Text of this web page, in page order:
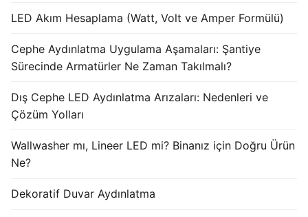
DMX Nedir? Ürün Çeşitleri Nelerdir?
Cephe Animasyon LEDLine Serisi
Cephe Animasyon WallWasher Serisi
KATALOG
HAKKIMIZDA
LED Akım Hesaplama (Watt, Volt ve Amper Formülü)
Cephe Aydınlatma Uygulama Aşamaları: Şantiye
Sürecinde Armatürler Ne Zaman Takılmalı?
Dış Cephe LED Aydınlatma Arızaları: Nedenleri ve
Çözüm Yolları
Wallwasher mı, Lineer LED mi? Binanız için Doğru Ürün
Ne?
Dekoratif Duvar Aydınlatma